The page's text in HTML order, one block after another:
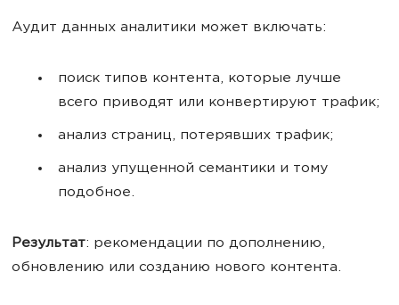
Аудит данных аналитики может включать:
поиск типов контента, которые лучше
всего приводят или конвертируют трафик;
анализ страниц, потерявших трафик;
анализ упущенной семантики и тому
подобное.
Результат: рекомендации по дополнению,
обновлению или созданию нового контента.